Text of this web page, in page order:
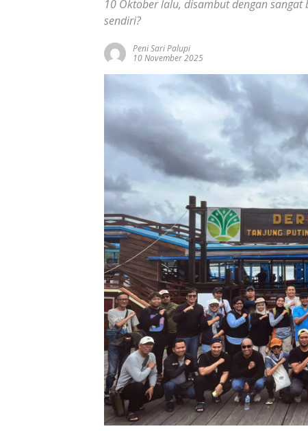
10 Oktober lalu, disambut dengan
sendiri?
Peni Sari Palupi
10 November 2025